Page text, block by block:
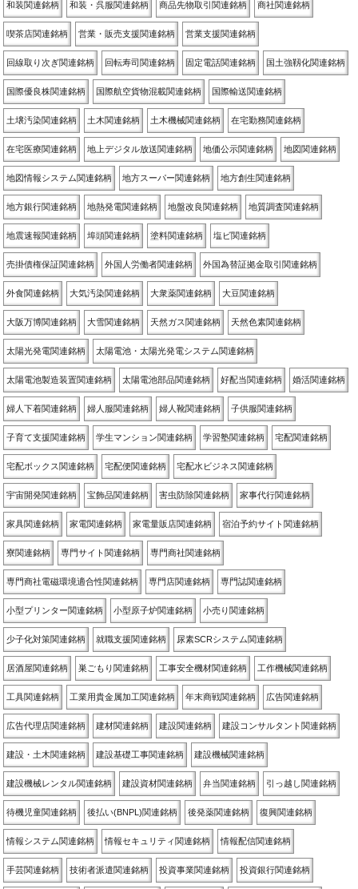
和装関連銘柄 和装・呉服関連銘柄 商品先物取引関連銘柄 商社関連銘柄
喫茶店関連銘柄 営業・販売支援関連銘柄 営業支援関連銘柄
回線取り次ぎ関連銘柄 回転寿司関連銘柄 固定電話関連銘柄 国土強靱化関連銘柄
国際優良株関連銘柄 国際航空貨物混載関連銘柄 国際輸送関連銘柄
土壌汚染関連銘柄 土木関連銘柄 土木機械関連銘柄 在宅勤務関連銘柄
在宅医療関連銘柄 地上デジタル放送関連銘柄 地価公示関連銘柄 地図関連銘柄
地図情報システム関連銘柄 地方スーパー関連銘柄 地方創生関連銘柄
地方銀行関連銘柄 地熱発電関連銘柄 地盤改良関連銘柄 地質調査関連銘柄
地震速報関連銘柄 埠頭関連銘柄 塗料関連銘柄 塩ビ関連銘柄
売掛債権保証関連銘柄 外国人労働者関連銘柄 外国為替証拠金取引関連銘柄
外食関連銘柄 大気汚染関連銘柄 大衆薬関連銘柄 大豆関連銘柄
大阪万博関連銘柄 大雪関連銘柄 天然ガス関連銘柄 天然色素関連銘柄
太陽光発電関連銘柄 太陽電池・太陽光発電システム関連銘柄
太陽電池製造装置関連銘柄 太陽電池部品関連銘柄 好配当関連銘柄 婚活関連銘柄
婦人下着関連銘柄 婦人服関連銘柄 婦人靴関連銘柄 子供服関連銘柄
子育て支援関連銘柄 学生マンション関連銘柄 学習塾関連銘柄 宅配関連銘柄
宅配ボックス関連銘柄 宅配便関連銘柄 宅配水ビジネス関連銘柄
宇宙開発関連銘柄 宝飾品関連銘柄 害虫防除関連銘柄 家事代行関連銘柄
家具関連銘柄 家電関連銘柄 家電量販店関連銘柄 宿泊予約サイト関連銘柄
寮関連銘柄 専門サイト関連銘柄 専門商社関連銘柄
専門商社電磁環境適合性関連銘柄 専門店関連銘柄 専門誌関連銘柄
小型プリンター関連銘柄 小型原子炉関連銘柄 小売り関連銘柄
少子化対策関連銘柄 就職支援関連銘柄 尿素SCRシステム関連銘柄
居酒屋関連銘柄 巣ごもり関連銘柄 工事安全機材関連銘柄 工作機械関連銘柄
工具関連銘柄 工業用貴金属加工関連銘柄 年末商戦関連銘柄 広告関連銘柄
広告代理店関連銘柄 建材関連銘柄 建設関連銘柄 建設コンサルタント関連銘柄
建設・土木関連銘柄 建設基礎工事関連銘柄 建設機械関連銘柄
建設機械レンタル関連銘柄 建設資材関連銘柄 弁当関連銘柄 引っ越し関連銘柄
待機児童関連銘柄 後払い(BNPL)関連銘柄 後発薬関連銘柄 復興関連銘柄
情報システム関連銘柄 情報セキュリティ関連銘柄 情報配信関連銘柄
手芸関連銘柄 技術者派遣関連銘柄 投資事業関連銘柄 投資銀行関連銘柄